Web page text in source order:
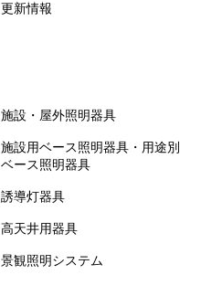
更新情報
施設・屋外照明器具
施設用ベース照明器具・用途別
ベース照明器具
誘導灯器具
高天井用器具
景観照明システム